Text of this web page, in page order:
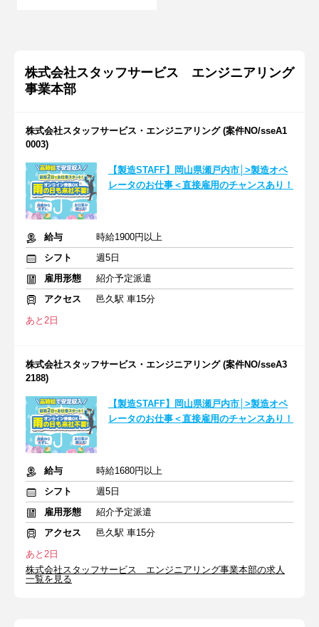
株式会社スタッフサービス エンジニアリング
事業本部
株式会社スタッフサービス・エンジニアリング (案件NO/sseA1
0003)
【製造STAFF】岡山県瀬戸内市│>製造オペ
レータのお仕事＜直接雇用のチャンスあり！
給与
時給1900円以上
シフト
週5日
雇用形態
紹介予定派遣
アクセス
邑久駅 車15分
あと2日
株式会社スタッフサービス・エンジニアリング (案件NO/sseA3
2188)
【製造STAFF】岡山県瀬戸内市│>製造オペ
レータのお仕事＜直接雇用のチャンスあり！
給与
時給1680円以上
シフト
週5日
雇用形態
紹介予定派遣
アクセス
邑久駅 車15分
あと2日
株式会社スタッフサービス エンジニアリング事業本部の求人
一覧を見る